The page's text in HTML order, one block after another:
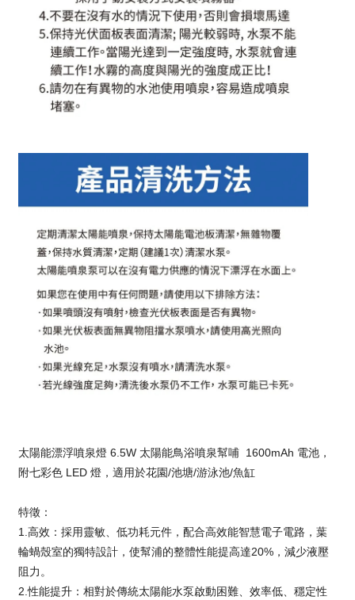
太陽能漂浮噴泉燈 6.5W 太陽能鳥浴噴泉幫哺  1600mAh 電池，
附七彩色 LED 燈，適用於花園/池塘/游泳池/魚缸
特徵：
1.高效：採用靈敏、低功耗元件，配合高效能智慧電子電路，葉
輪蝸殼室的獨特設計，使幫浦的整體性能提高達20%，減少液壓
阻力。
2.性能提升：相對於傳統太陽能水泵啟動困難、效率低、穩定性